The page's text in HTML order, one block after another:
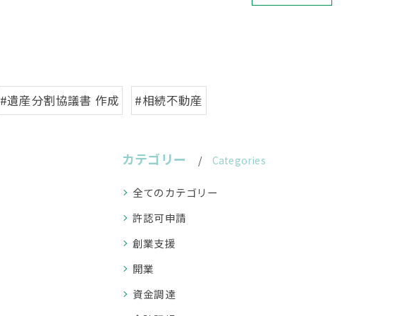
#遺産分割協議書 作成 #相続不動産
カテゴリー Categories
全てのカテゴリー
許認可申請
創業支援
開業
資金調達